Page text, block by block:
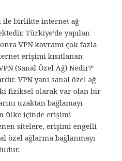
ile birlikte internet ağ
Türkiye’de yapılan
VPN kavramı çok fazla
erişimi kısıtlanan
(Sanal Özel Ağ) Nedir?’
VPN yani sanal özel ağ
fiziksel olarak var olan bir
uzaktan bağlamayı
ülke içinde erişimi
sitelere, erişimi engelli
özel ağlarına bağlanmayı